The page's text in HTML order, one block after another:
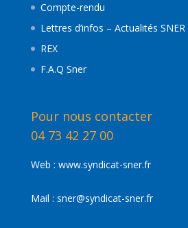
Compte-rendu
Lettres d’infos – Actualités SNER
REX
F.A.Q Sner
Pour nous contacter
04 73 42 27 00
Web : www.syndicat-sner.fr
Mail : sner@syndicat-sner.fr